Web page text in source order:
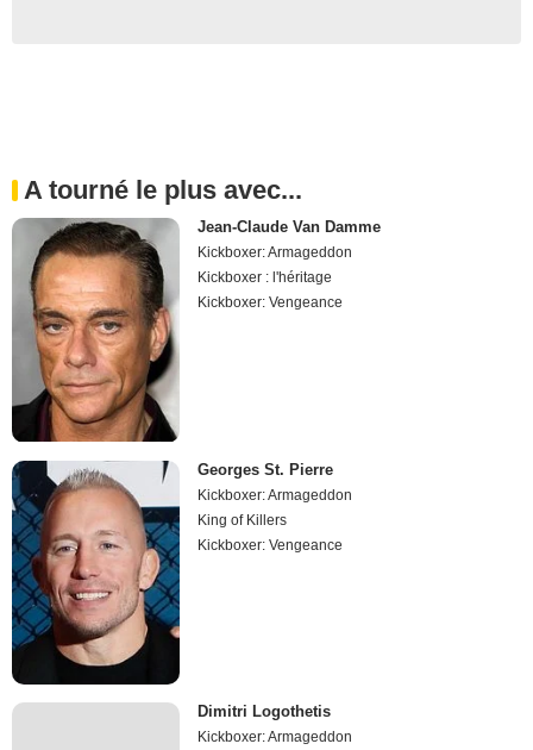
A tourné le plus avec...
Jean-Claude Van Damme
Kickboxer: Armageddon
Kickboxer : l'héritage
Kickboxer: Vengeance
Georges St. Pierre
Kickboxer: Armageddon
King of Killers
Kickboxer: Vengeance
Dimitri Logothetis
Kickboxer: Armageddon